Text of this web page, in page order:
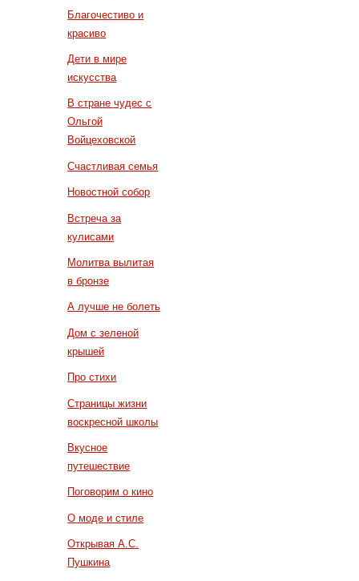
Благочестиво и
красиво
Дети в мире
искусства
В стране чудес с
Ольгой
Войцеховской
Счастливая семья
Новостной собор
Встреча за
кулисами
Молитва вылитая
в бронзе
А лучше не болеть
Дом с зеленой
крышей
Про стихи
Страницы жизни
воскресной школы
Вкусное
путешествие
Поговорим о кино
О моде и стиле
Открывая А.С.
Пушкина